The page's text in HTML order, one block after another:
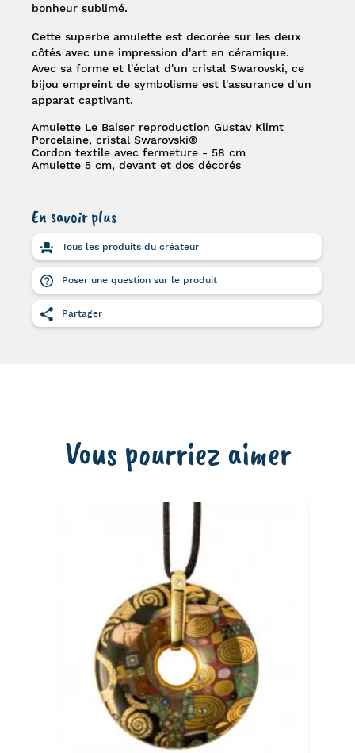
bonheur sublimé.
Cette superbe amulette est decorée sur les deux
côtés avec une impression d'art en céramique.
Avec sa forme et l'éclat d'un cristal Swarovski, ce
bijou empreint de symbolisme est l'assurance d'un
apparat captivant.
Amulette Le Baiser reproduction Gustav Klimt
Porcelaine, cristal Swarovski®
Cordon textile avec fermeture - 58 cm
Amulette 5 cm, devant et dos décorés
En savoir plus
Tous les produits du créateur
Poser une question sur le produit
Partager
Vous pourriez aimer